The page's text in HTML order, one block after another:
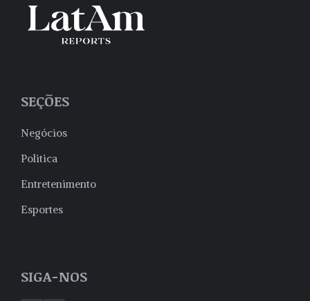
SEÇÕES
Negócios
Politica
Entretenimento
Esportes
SIGA-NOS